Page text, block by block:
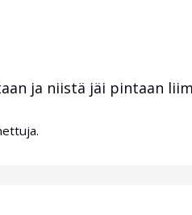
ja niistä jäi pintaan